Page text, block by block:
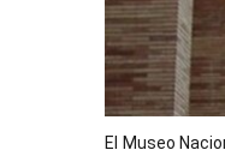
El Museo